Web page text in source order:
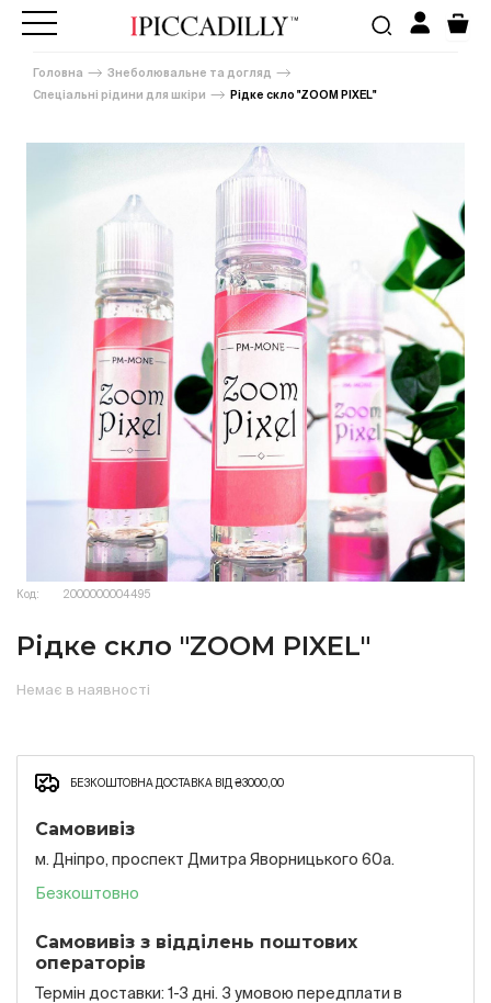
Головна
Знеболювальне та догляд
Спеціальні рідини для шкіри
Рідке скло "ZOOM PIXEL"
Код: 2000000004495
Рідке скло "ZOOM PIXEL"
Немає в наявності
БЕЗКОШТОВНА ДОСТАВКА ВІД ₴3000,00
Самовивіз
м. Дніпро, проспект Дмитра Яворницького 60а.
Безкоштовно
Самовивіз з відділень поштових
операторів
Термін доставки: 1-3 дні. З умовою передплати в